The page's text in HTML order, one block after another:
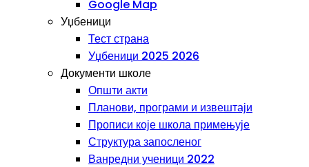
Google Map
Уџбеници
Тест страна
Уџбеници 2025 2026
Документи школе
Општи акти
Планови, програми и извештаји
Прописи које школа примењује
Структура запосленог
Ванредни ученици 2022